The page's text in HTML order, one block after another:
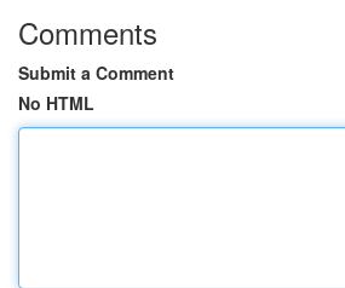
Comments
Submit a Comment
No HTML